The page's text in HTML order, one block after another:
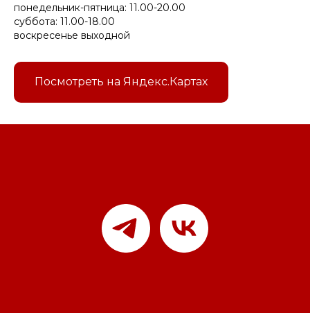
понедельник-пятница: 11.00-20.00
суббота: 11.00-18.00
воскресенье выходной
Посмотреть на Яндекс.Картах